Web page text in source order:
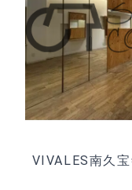
VIVALES南久